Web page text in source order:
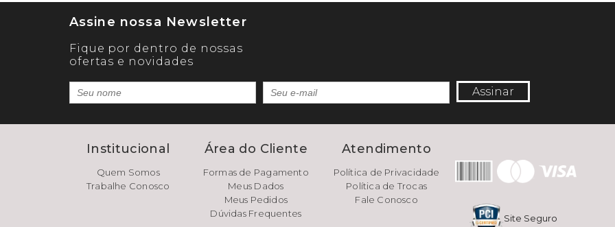
Assine nossa Newsletter
Fique por dentro de nossas
ofertas e novidades
Assinar
Institucional
Quem Somos
Trabalhe Conosco
Área do Cliente
Formas de Pagamento
Meus Dados
Meus Pedidos
Dúvidas Frequentes
Atendimento
Política de Privacidade
Política de Trocas
Fale Conosco
Site Seguro